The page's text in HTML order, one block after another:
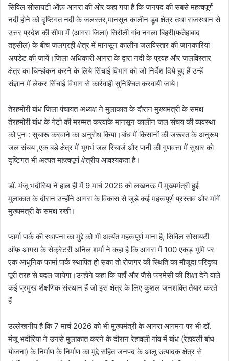
सिविल सोसायटी ऑफ़ आगरा की ओर कहा गया है कि जनपद की सबसे महत्वपूर्ण
नदी होने को दृष्टिगत नदी के जलस्तर,मानसून कालीन डूब क्षेत्र तथा राजस्थान से
उत्तर प्रदेश की सीमा में (आगरा जिला) सिरौली गांव नगला बिहरी(फतेहाबाद
तहसील) के बीच जलग्रही क्षेत्र में मानसून कालीन जलविस्तार की जानकारियां
अपडेट की जायें।जिला अधिकारी आगरा के द्वारा नदी के प्रवह और जलविस्तार
क्षेत्र का चिन्हांकन करने के लिये सिंचाई विभाग को जो निर्देश दिये हुए हैं उन्हें
संज्ञान में लेकर सिंचाई विभाग से कार्रवाही सुनिश्चित करवायी जाये।
तेरहमोरी बांध जिला पंचायत अध्यक्ष ने मुलाकात के दौरान मुख्यमंत्री के समक्ष
तेरहमोरी बांध के गेटो की मरम्मत करवाके मानसून कालीन जल संचय की व्यवस्था
को पुनः: सुचारू करवाने का अनुरोध किया।बांध में किसानों की जरूरत के अनुरूप
जल संचय ,एक बड़े क्षेत्र में भूगर्भ जल रिचार्ज और पानी की गुणवत्ता में सुधार को
दृष्टिगत भी अत्यंत महत्वपूर्ण क्षेत्रीय आवश्यकता है।
डॉ. मंजू भदौरिया ने हाल ही में 9 मार्च 2026 को लखनऊ में मुख्यमंत्री हुई
मुलाकात के दौरान उन्होंने आगरा के विकास से जुड़े कई महत्वपूर्ण प्रस्ताव और मांगें
मुख्यमंत्री के समक्ष रखीं।
फार्मा पार्क की स्थापना का मुद्दे को भी अत्यंत महत्वपूर्ण माना है, सिविल सोसायटी
ऑफ़ आगरा के सेक्रेटरी अनिल शर्मा ने कहा है कि आगरा में 100 एकड़ भूमि पर
एक आधुनिक फार्मा पार्क स्थापित हो सका तो रोजगर की स्थिति का मौजूदा परिदृष्य
पूरी तरह से बदल जायेगा।उन्होंने कहा कि यहाँ और जैसे फरमेसी की शिक्षा देने वाले
कई प्रमुख शैक्षणिक संस्थान हैं जो इस क्षेत्र के लिए कुशल जनशक्ति तैयार करते
हैं
उल्लेखनीय है कि 7 मार्च 2026 को भी मुख्यमंत्री के आगरा आगमन पर भी डॉ.
मंजू भदौरिया ने उनसे मुलाकात करने के दौरान रेहावली गांव में बांध (रेहावली बांध
योजना) के निर्माण के निर्माण का मुद्दे सहित जनपद के आलू उत्पादक क्षेत्र से